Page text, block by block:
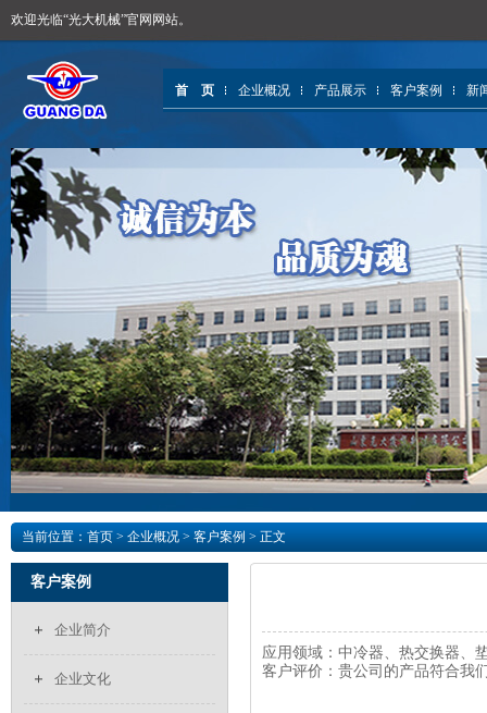
欢迎光临“光大机械”官网网站。
首 页 企业概况 产品展示 客户案例 新
当前位置： 首页 > 企业概况 > 客户案例 > 正文
应用领域：中冷器、热交换器、
客户评价：贵公司的产品符合我
客户案例
企业简介
企业文化